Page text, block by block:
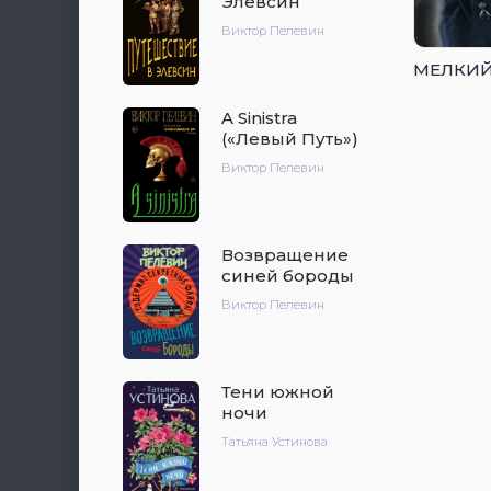
Виктор Пелевин
A Sinistra
(«Левый Путь»)
Виктор Пелевин
Возвращение
синей бороды
Виктор Пелевин
Тени южной
ночи
Татьяна Устинова